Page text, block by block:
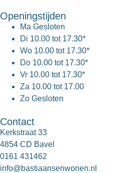
Openingstijden
Ma Gesloten
Di 10.00 tot 17.30*
Wo 10.00 tot 17.30*
Do 10.00 tot 17.30*
Vr 10.00 tot 17.30*
Za 10.00 tot 17.00
Zo Gesloten
Contact
Kerkstraat 33
4854 CD Bavel
0161 431462
info@bastiaansenwonen.nl